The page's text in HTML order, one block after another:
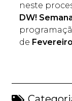
neste
DW!
de Fevereiro